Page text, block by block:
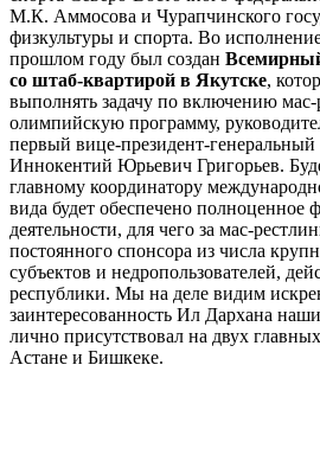
М.К. Аммосова и Чурапчинского
физкультуры и спорта. Во
прошлом году был создан
со штаб-квартирой в Якутске,
выполнять задачу по включению мас-
олимпийскую программу,
первый вице-президент-
Иннокентий Юрьевич Григорьев.
главному координатору
вида будет обеспечено полноценное
деятельности, для чего за мас-
постоянного спонсора из числа
субъектов и недропользователей,
республики. Мы на деле видим
заинтересованность Ил Дархана
лично присутствовал на двух
Астане и Бишкеке.